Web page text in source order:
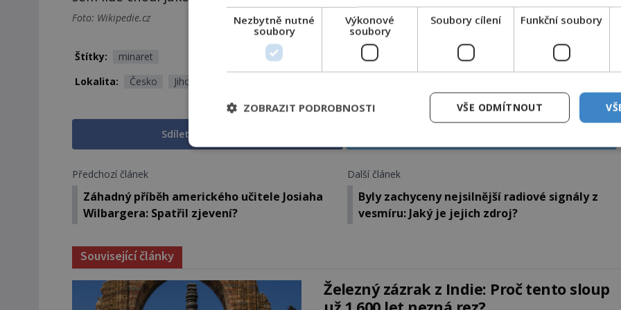
Foto: Wikipedie.cz
Štítky:
minaret
Lokalita:
Česko Jihomoravský kraj
Sdílet na Facebooku
Předchozí článek
Záhadný příběh amerického učitele Josiaha
Wilbargera: Spatřil zjevení?
Další článek
Byly zachyceny nejsilnější radiové signály z
vesmíru: Jaký je jejich zdroj?
Související články
Železný zázrak z Indie: Proč tento sloup
Nezbytně nutné
soubory
Výkonové
soubory
Soubory cílení Funkční soubory
VŠE ODMÍTNOUT
ZOBRAZIT PODROBNOSTI